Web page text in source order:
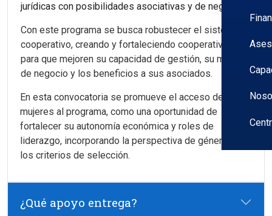
jurídicas con posibilidades asociativas y de negocio.
Con este programa se busca robustecer el sistema
cooperativo, creando y fortaleciendo cooperativas
para que mejoren su capacidad de gestión, su modelo
de negocio y los beneficios a sus asociados.
En esta convocatoria se promueve el acceso de las
mujeres al programa, como una oportunidad de
fortalecer su autonomía económica y roles de
liderazgo, incorporando la perspectiva de género en
los criterios de selección.
¿Qué apoyo entrega?